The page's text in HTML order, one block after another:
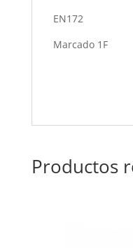
EN172
Marcado 1F
Productos